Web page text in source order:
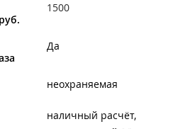
1500
Да
неохраняемая
наличный расчёт